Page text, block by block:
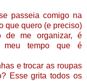
passeia comigo na
que quero (e preciso)
de me organizar, é
meu tempo que é
e trocar as roupas
Esse grita todos os